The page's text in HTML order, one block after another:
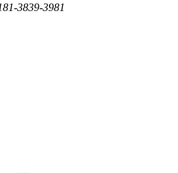
3839-3981